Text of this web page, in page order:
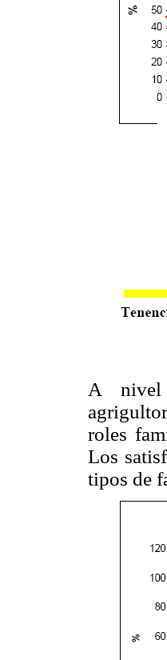
A nivel
roles
Los
tipos de